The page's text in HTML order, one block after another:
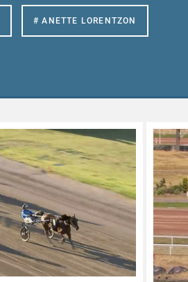
# ANETTE LORENTZON